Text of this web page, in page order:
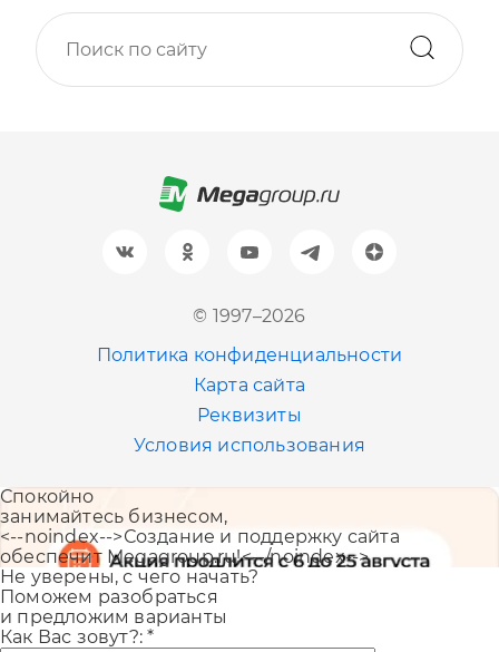
© 1997–2026
Политика конфиденциальности
Карта сайта
Реквизиты
Условия использования
+7 (961) 999-93-93
+7 (383) 207-80-51
+7 (843) 202-41-47
+7 (343) 226-06-71
Спокойно
занимайтесь бизнесом,
<--noindex-->Создание и поддержку сайта
обеспечит Megagroup.ru!<--/noindex-->
Не уверены, с чего начать?
Поможем разобраться
и предложим варианты
Как Вас зовут?:*